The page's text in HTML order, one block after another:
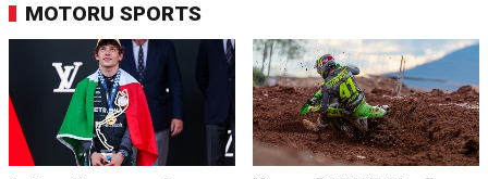
MOTORU SPORTS